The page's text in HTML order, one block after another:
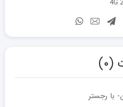
با رجستر